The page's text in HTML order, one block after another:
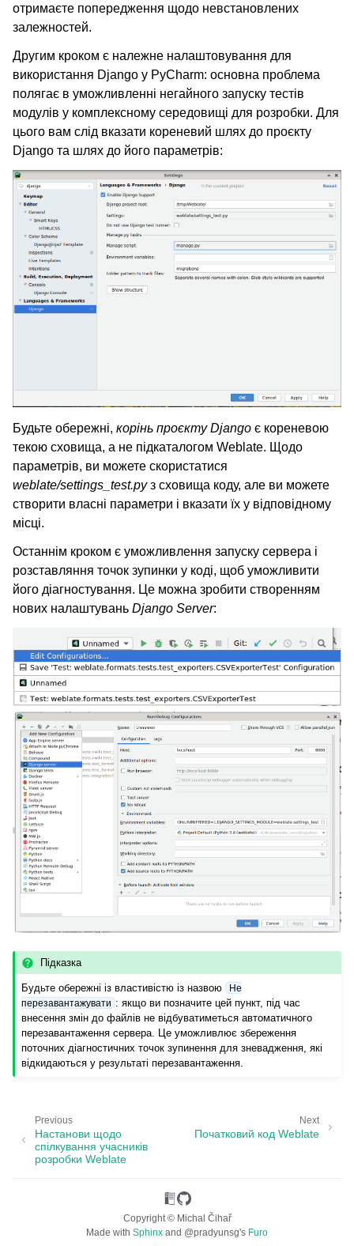
отримаєте попередження щодо невстановлених
залежностей.
Другим кроком є належне налаштовування для
використання Django у PyCharm: основна проблема
полягає в уможливленні негайного запуску тестів
модулів у комплексному середовищі для розробки. Для
цього вам слід вказати кореневий шлях до проєкту
Django та шлях до його параметрів:
Будьте обережні, корінь проєкту Django є кореневою
текою сховища, а не підкаталогом Weblate. Щодо
параметрів, ви можете скористатися
weblate/settings_test.pyз сховища коду, але ви можете
створити власні параметри і вказати їх у відповідному
місці.
Останнім кроком є уможливлення запуску сервера і
розставляння точок зупинки у коді, щоб уможливити
його діагностування. Це можна зробити створенням
нових налаштувань Django Server:
Підказка
Будьте обережні із властивістю із назвою Не
перезавантажувати : якщо ви позначите цей пункт, під час
внесення змін до файлів не відбуватиметься автоматичного
перезавантаження сервера. Це уможливлює збереження
поточних діагностичних точок зупинення для зневадження, які
відкидаються у результаті перезавантаження.
Next
Початковий код Weblate
Previous
Настанови щодо
спілкування учасників
розробки Weblate
Copyright © Michal Čihař
Made with Sphinx and @pradyunsg's Furo